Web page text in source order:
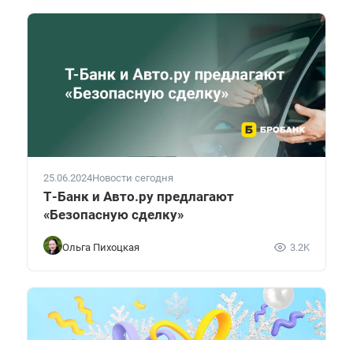
25.06.2024Новости сегодня
Т-Банк и Авто.ру предлагают
«Безопасную сделку»
Ольга Пихоцкая 3.2K